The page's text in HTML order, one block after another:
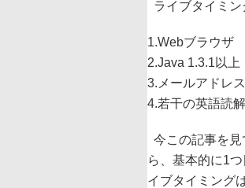
ライブタイミン
1.Webブラウザ
2.Java 1.3.1以上
3.メールアドレス
4.若干の英語読
今この記事を
ら、基本的に1
イブタイミング